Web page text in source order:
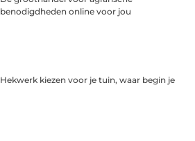
benodigdheden online voor jou
Hekwerk kiezen voor je tuin, waar begin je